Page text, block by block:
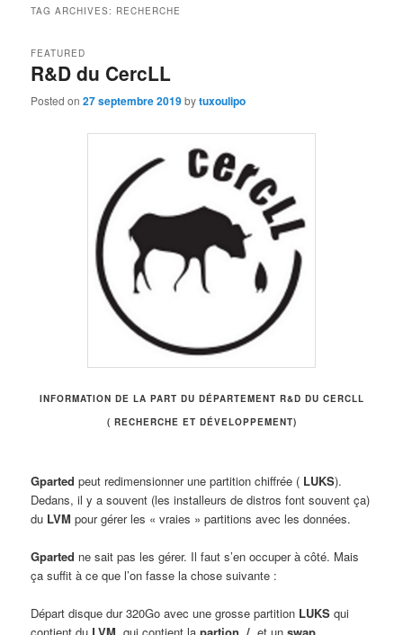
TAG ARCHIVES: RECHERCHE
R&D du CercLL
FEATURED
Posted on27 septembre 2019bytuxoulipo
INFORMATION DE LA PART DU DÉPARTEMENT R&D DU CERCLL
( RECHERCHE ET DÉVELOPPEMENT)
Gparted peut redimensionner une partition chiffrée ( LUKS).
Dedans, il y a souvent (les installeurs de distros font souvent ça)
du LVM pour gérer les « vraies » partitions avec les données.
Gparted ne sait pas les gérer. Il faut s’en occuper à côté. Mais
ça suffit à ce que l’on fasse la chose suivante :
Départ disque dur 320Go avec une grosse partition LUKS qui